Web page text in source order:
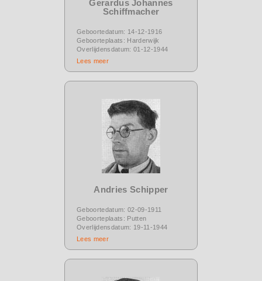
Gerardus Johannes
Schiffmacher
Geboortedatum: 14-12-1916
Geboorteplaats: Harderwijk
Overlijdensdatum: 01-12-1944
Lees meer
Andries Schipper
Geboortedatum: 02-09-1911
Geboorteplaats: Putten
Overlijdensdatum: 19-11-1944
Lees meer